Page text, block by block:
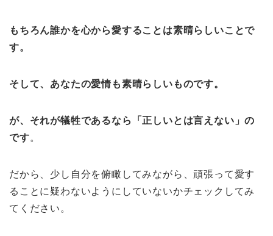
もちろん誰かを心から愛することは素晴らしいことで
す。
そして、あなたの愛情も素晴らしいものです。
が、それが犠牲であるなら「正しいとは言えない」の
です。
だから、少し自分を俯瞰してみながら、頑張って愛す
ることに疑わないようにしていないかチェックしてみ
てください。